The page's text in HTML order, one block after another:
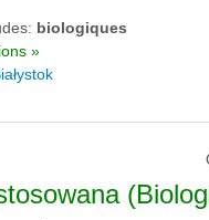
biologiques
»